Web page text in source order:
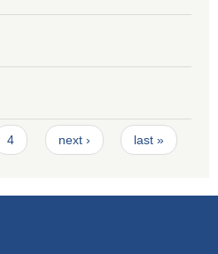
4 next › last »